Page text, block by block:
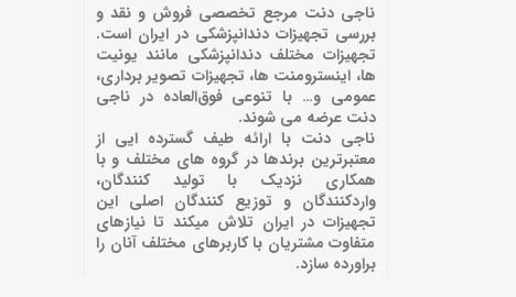
ناجی دنت مرجع تخصصی فروش و نقد و
بررسی تجهیزات دندانپزشکی در ایران است.
تجهیزات مختلف دندانپزشکی مانند یونیت
ها، اینسترومنت ها، تجهیزات تصویر برداری،
عمومی و… با تنوعی فوق‌العاده در ناجی
دنت عرضه می شوند.
ناجی دنت با ارائه‌ طیف گسترده ایی از
معتبرترین برندها در گروه های مختلف و با
همکاری نزدیک با تولید کنندگان،
واردکنندگان و توزیع کنندگان اصلی این
تجهیزات در ایران تلاش میکند تا نیازهای
متفاوت مشتریان با کاربرهای مختلف آنان را
براورده سازد.